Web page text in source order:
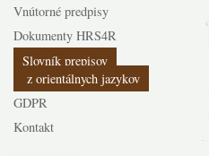
Vnútorné predpisy
Dokumenty HRS4R
Slovník prepisov
z orientálnych jazykov
GDPR
Kontakt